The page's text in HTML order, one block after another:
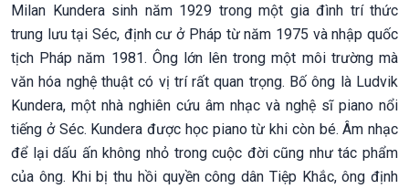
Milan Kundera sinh năm 1929 trong một gia đình trí thức
trung lưu tại Séc, định cư ở Pháp từ năm 1975 và nhập quốc
tịch Pháp năm 1981. Ông lớn lên trong một môi trường mà
văn hóa nghệ thuật có vị trí rất quan trọng. Bố ông là Ludvik
Kundera, một nhà nghiên cứu âm nhạc và nghệ sĩ piano nổi
tiếng ở Séc. Kundera được học piano từ khi còn bé. Âm nhạc
để lại dấu ấn không nhỏ trong cuộc đời cũng như tác phẩm
của ông. Khi bị thu hồi quyền công dân Tiệp Khắc, ông định